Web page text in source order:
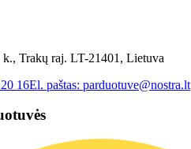
k., Trakų raj. LT-21401, Lietuva
16El. paštas: parduotuve@nostra.lt